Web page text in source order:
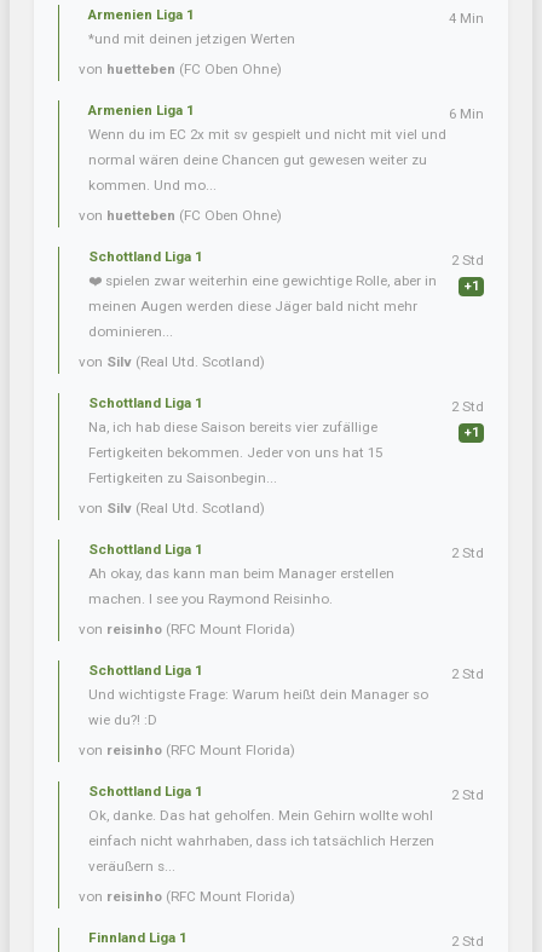
Armenien Liga 1
*und mit deinen jetzigen Werten
von huetteben (FC Oben Ohne)
4 Min
Armenien Liga 1
Wenn du im EC 2x mit sv gespielt und nicht mit viel und
normal wären deine Chancen gut gewesen weiter zu
kommen. Und mo...
von huetteben (FC Oben Ohne)
6 Min
Schottland Liga 1
❤️ spielen zwar weiterhin eine gewichtige Rolle, aber in
meinen Augen werden diese Jäger bald nicht mehr
dominieren...
von Silv (Real Utd. Scotland)
2 Std
+1
Schottland Liga 1
Na, ich hab diese Saison bereits vier zufällige
Fertigkeiten bekommen. Jeder von uns hat 15
Fertigkeiten zu Saisonbegin...
von Silv (Real Utd. Scotland)
2 Std
+1
Schottland Liga 1
Ah okay, das kann man beim Manager erstellen
machen. I see you Raymond Reisinho.
von reisinho (RFC Mount Florida)
2 Std
Schottland Liga 1
Und wichtigste Frage: Warum heißt dein Manager so
wie du?! :D
von reisinho (RFC Mount Florida)
2 Std
Schottland Liga 1
Ok, danke. Das hat geholfen. Mein Gehirn wollte wohl
einfach nicht wahrhaben, dass ich tatsächlich Herzen
veräußern s...
von reisinho (RFC Mount Florida)
2 Std
Finnland Liga 1
2 Std